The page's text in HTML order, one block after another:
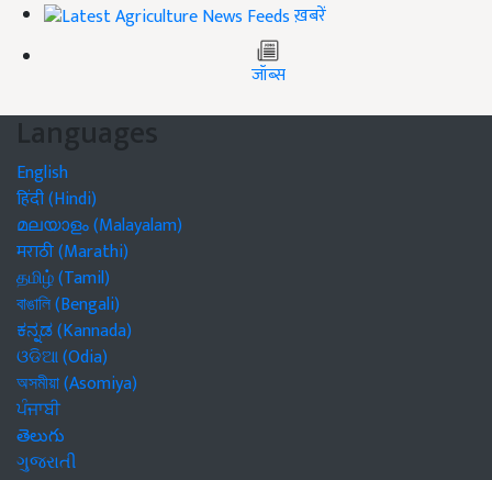
ख़बरें
जॉब्स
Languages
English
हिंदी (Hindi)
മലയാളം (Malayalam)
मराठी (Marathi)
தமிழ் (Tamil)
বাঙালি (Bengali)
ಕನ್ನಡ (Kannada)
ଓଡିଆ (Odia)
অসমীয়া (Asomiya)
ਪੰਜਾਬੀ
తెలుగు
ગુજરાતી